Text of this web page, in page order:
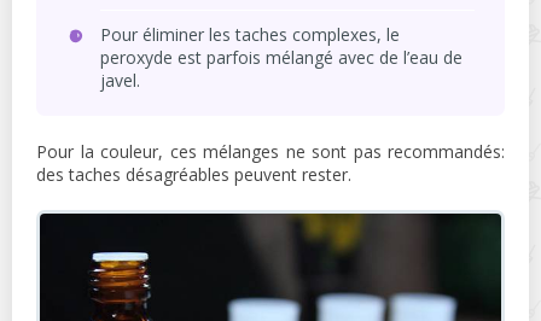
Pour éliminer les taches complexes, le
peroxyde est parfois mélangé avec de l’eau de
javel.
Pour la couleur, ces mélanges ne sont pas recommandés:
des taches désagréables peuvent rester.